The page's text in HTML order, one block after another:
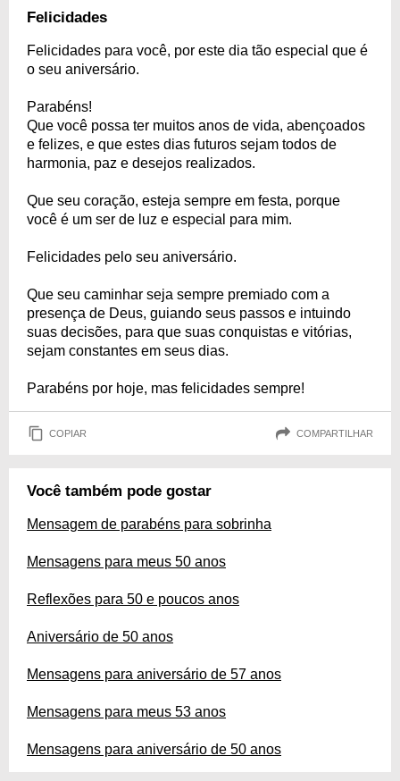
Felicidades
Felicidades para você, por este dia tão especial que é
o seu aniversário.
Parabéns!
Que você possa ter muitos anos de vida, abençoados
e felizes, e que estes dias futuros sejam todos de
harmonia, paz e desejos realizados.
Que seu coração, esteja sempre em festa, porque
você é um ser de luz e especial para mim.
Felicidades pelo seu aniversário.
Que seu caminhar seja sempre premiado com a
presença de Deus, guiando seus passos e intuindo
suas decisões, para que suas conquistas e vitórias,
sejam constantes em seus dias.
Parabéns por hoje, mas felicidades sempre!
COPIAR COMPARTILHAR
Você também pode gostar
Mensagem de parabéns para sobrinha
Mensagens para meus 50 anos
Reflexões para 50 e poucos anos
Aniversário de 50 anos
Mensagens para aniversário de 57 anos
Mensagens para meus 53 anos
Mensagens para aniversário de 50 anos